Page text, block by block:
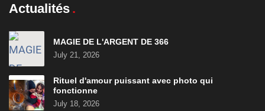
Actualités
MAGIE DE L'ARGENT DE 366
July 21, 2026
Rituel d'amour puissant avec photo qui
fonctionne
July 18, 2026